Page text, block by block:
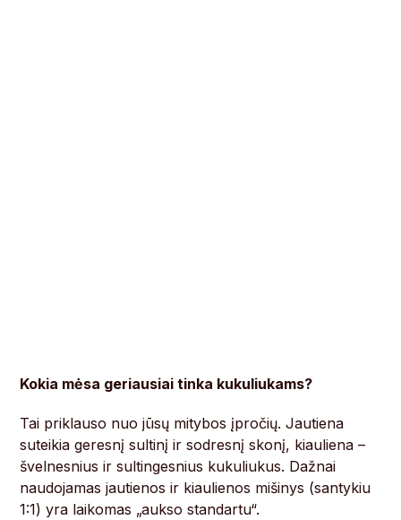
Kokia mėsa geriausiai tinka kukuliukams?
Tai priklauso nuo jūsų mitybos įpročių. Jautiena
suteikia geresnį sultinį ir sodresnį skonį, kiauliena –
švelnesnius ir sultingesnius kukuliukus. Dažnai
naudojamas jautienos ir kiaulienos mišinys (santykiu
1:1) yra laikomas „aukso standartu“.